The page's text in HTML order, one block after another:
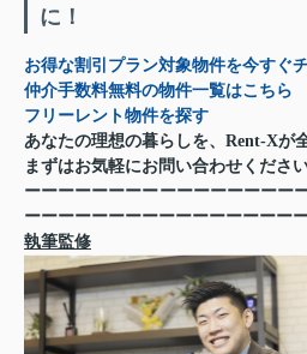
に！
お得な割引プラン対象物件を今すぐ
仲介手数料無料の物件一覧はこちら
フリーレント物件を探す
あなたの理想の暮らしを、Rent-Xが
まずはお気軽にお問い合わせください
ーーーーーーーーーーーーーーーー
ーーーーーーーーーーーーーーーー
執筆監修